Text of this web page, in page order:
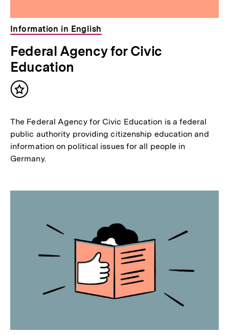
Information in English
Federal Agency for Civic
Education
Inhalt
The Federal Agency for Civic Education is a federal
public authority providing citizenship education and
information on political issues for all people in
Germany.